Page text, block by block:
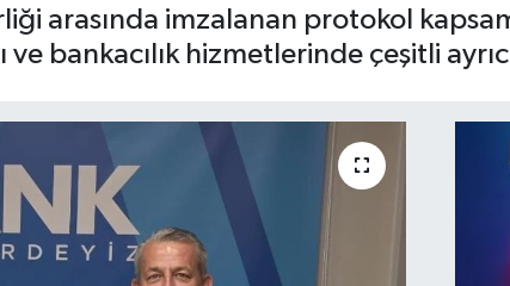
arasında imzalanan protokol
ve bankacılık hizmetlerinde çeşitli